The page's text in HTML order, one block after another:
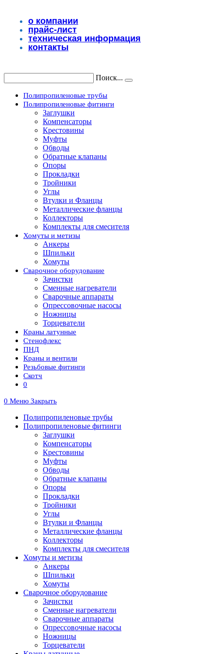
содержимомуо компании
прайс-лист
техническая информация
контакты
Поиск...
Полипропиленовые трубы
Полипропиленовые фитинги
Заглушки
Компенсаторы
Крестовины
Муфты
Обводы
Обратные клапаны
Опоры
Прокладки
Тройники
Углы
Втулки и Фланцы
Металлические фланцы
Коллекторы
Комплекты для смесителя
Хомуты и метизы
Анкеры
Шпильки
Хомуты
Сварочное оборудование
Зачистки
Сменные нагреватели
Сварочные аппараты
Опрессовочные насосы
Ножницы
Торцеватели
Краны латунные
Стенофлекс
ПНД
Краны и вентили
Резьбовые фитинги
Скотч
0
0 Меню Закрыть
Полипропиленовые трубы
Полипропиленовые фитинги
Заглушки
Компенсаторы
Крестовины
Муфты
Обводы
Обратные клапаны
Опоры
Прокладки
Тройники
Углы
Втулки и Фланцы
Металлические фланцы
Коллекторы
Комплекты для смесителя
Хомуты и метизы
Анкеры
Шпильки
Хомуты
Сварочное оборудование
Зачистки
Сменные нагреватели
Сварочные аппараты
Опрессовочные насосы
Ножницы
Торцеватели